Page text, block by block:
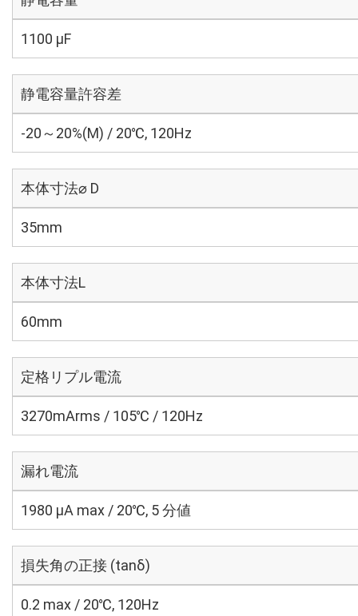
1100 µF
静電容量許容差
-20～20%(M) / 20℃, 120Hz
本体寸法⌀ D
35mm
本体寸法L
60mm
定格リプル電流
3270mArms / 105℃ / 120Hz
漏れ電流
1980 μA max / 20℃, 5 分値
損失角の正接 (tanδ)
0.2 max / 20℃, 120Hz